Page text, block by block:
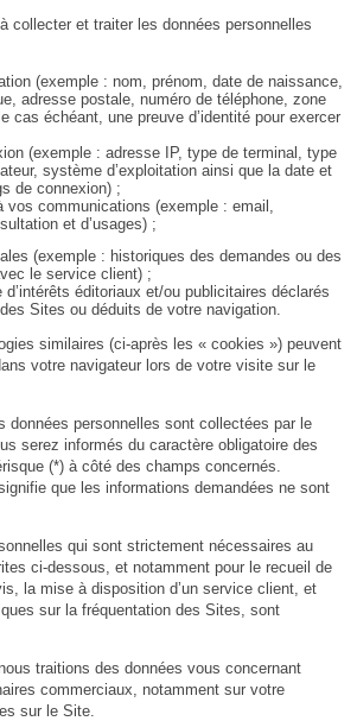
collecter et traiter les données personnelles
(exemple : nom, prénom, date de naissance,
adresse postale, numéro de téléphone, zone
cas échéant, une preuve d’identité pour exercer
(exemple : adresse IP, type de terminal, type
système d’exploitation ainsi que la date et
de connexion) ;
vos communications (exemple : email,
et d’usages) ;
(exemple : historiques des demandes ou des
le service client) ;
éditoriaux et/ou publicitaires déclarés
Sites ou déduits de votre navigation.
similaires (ci-après les « cookies ») peuvent
votre navigateur lors de votre visite sur le
données personnelles sont collectées par le
serez informés du caractère obligatoire des
(*) à côté des champs concernés.
que les informations demandées ne sont
qui sont strictement nécessaires au
ci-dessous, et notamment pour le recueil de
la mise à disposition d’un service client, et
sur la fréquentation des Sites, sont
traitions des données vous concernant
commerciaux, notamment sur votre
sur le Site.